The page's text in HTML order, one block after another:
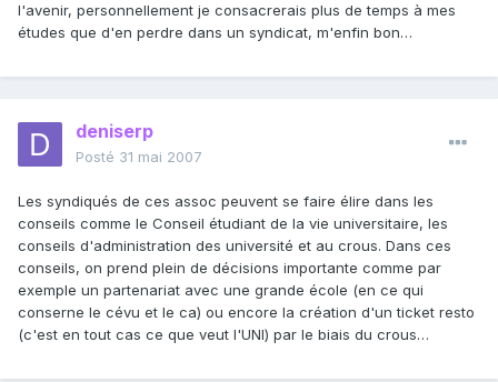
l'avenir, personnellement je consacrerais plus de temps à mes
études que d'en perdre dans un syndicat, m'enfin bon…
deniserp
Posté 31 mai 2007
Les syndiqués de ces assoc peuvent se faire élire dans les
conseils comme le Conseil étudiant de la vie universitaire, les
conseils d'administration des université et au crous. Dans ces
conseils, on prend plein de décisions importante comme par
exemple un partenariat avec une grande école (en ce qui
conserne le cévu et le ca) ou encore la création d'un ticket resto
(c'est en tout cas ce que veut l'UNI) par le biais du crous…